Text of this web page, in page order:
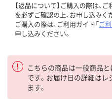
【返品について】ご購入の際は、
を必ずご確認の上、お申し込みく
ご購入の際は、ご利用ガイド「ご
申し込みください。
こちらの商品は一般商品
です。お届け日の詳細は
ます。